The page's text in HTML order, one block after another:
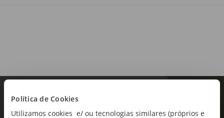
Política de Cookies
Utilizamos cookies e/ ou tecnologias similares (próprios e